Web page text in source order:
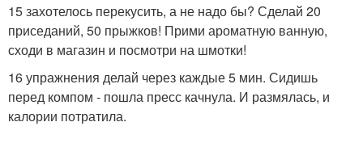
15 захотелось перекусить, а не надо бы? Сделай 20
приседаний, 50 прыжков! Прими ароматную ванную,
сходи в магазин и посмотри на шмотки!
16 упражнения делай через каждые 5 мин. Сидишь
перед компом - пошла пресс качнула. И размялась, и
калории потратила.